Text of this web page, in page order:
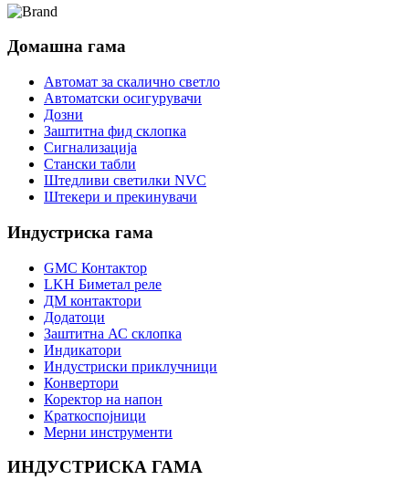
Домашна гама
Автомат за скалично светло
Автоматски осигурувачи
Дозни
Заштитна фид склопка
Сигнализација
Стански табли
Штедливи светилки NVC
Штекери и прекинувачи
Индустриска гама
GMC Контактор
LKH Биметал реле
ДМ контактори
Додатоци
Заштитна АС склопка
Индикатори
Индустриски приклучници
Конвертори
Коректор на напон
Краткоспојници
Мерни инструменти
ИНДУСТРИСКА ГАМА